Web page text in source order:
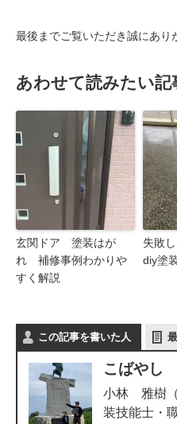
最後までご覧いただき誠にあり
あわせて読みたい記
玄関ドア 塗装はが
れ 補修事例わかりや
すく解説
失敗
diy塗
この記事を書いた人
こばやし
小林 雅樹
装技能士・